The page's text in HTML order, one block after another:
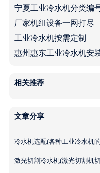
宁夏工业冷水机分类编
厂家机组设备一网打尽
工业冷水机按需定制
惠州惠东工业冷水机安
相关推荐
文章分享
冷水机选配(各种工业冷水机
激光切割冷水机(激光切割机